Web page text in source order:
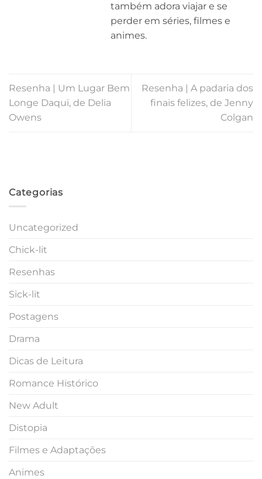
também adora viajar e se
perder em séries, filmes e
animes.
Resenha | Um Lugar Bem
Longe Daqui, de Delia
Owens
Resenha | A padaria dos
finais felizes, de Jenny
Colgan
Categorias
Uncategorized
Chick-lit
Resenhas
Sick-lit
Postagens
Drama
Dicas de Leitura
Romance Histórico
New Adult
Distopia
Filmes e Adaptações
Animes